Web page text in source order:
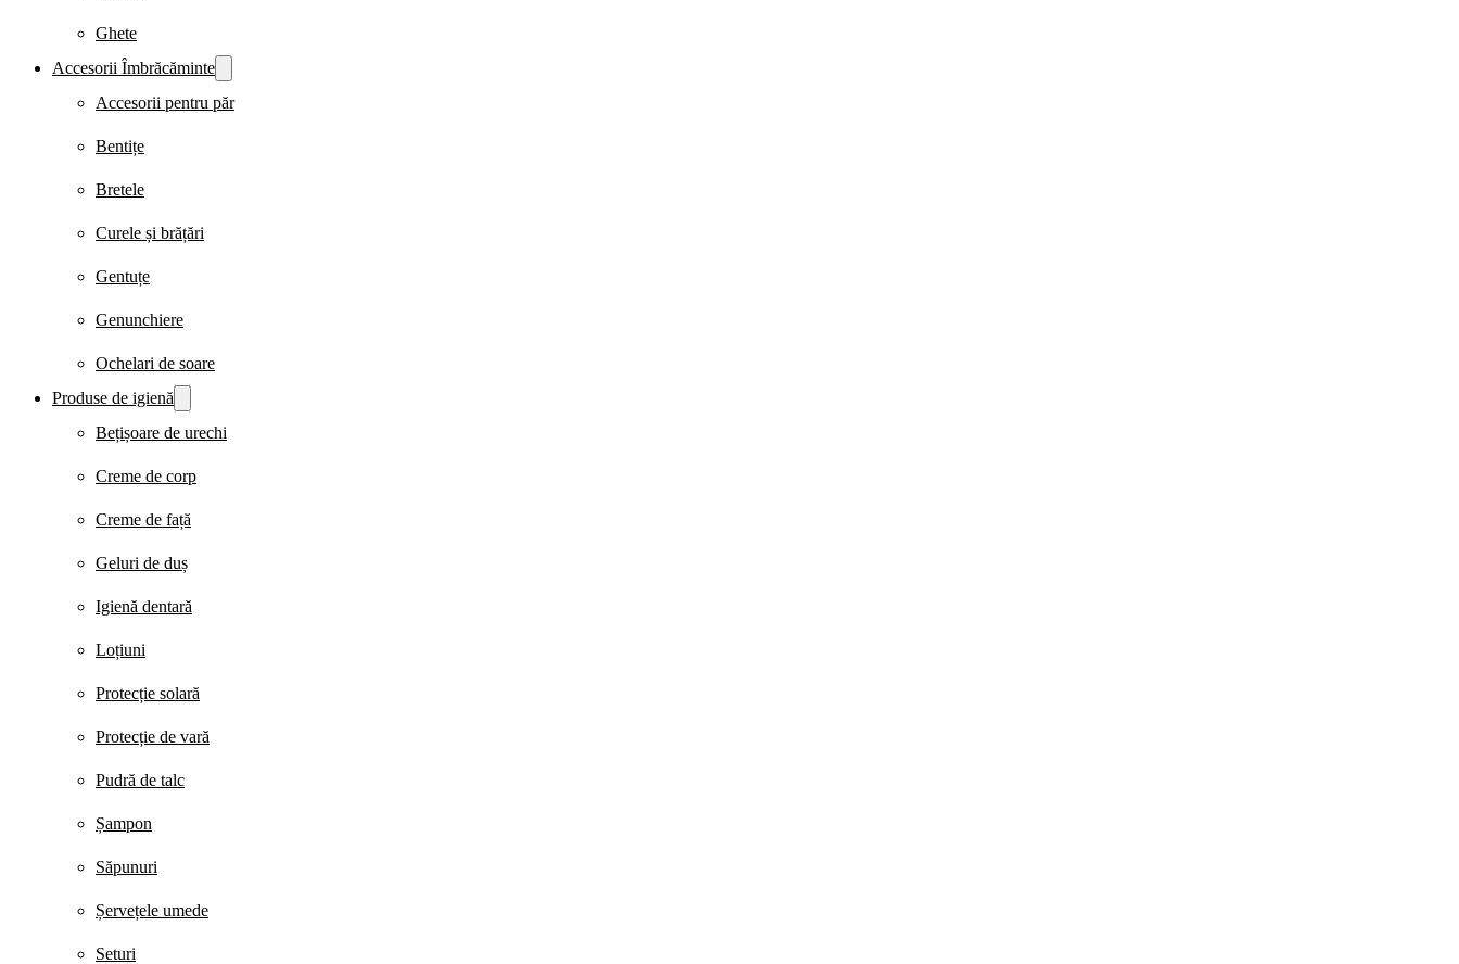
Ghete
Accesorii Îmbrăcăminte
Accesorii pentru păr
Bentițe
Bretele
Curele și brățări
Gentuțe
Genunchiere
Ochelari de soare
Produse de igienă
Bețișoare de urechi
Creme de corp
Creme de față
Geluri de duș
Igienă dentară
Loțiuni
Protecție solară
Protecție de vară
Pudră de talc
Șampon
Săpunuri
Șervețele umede
Seturi